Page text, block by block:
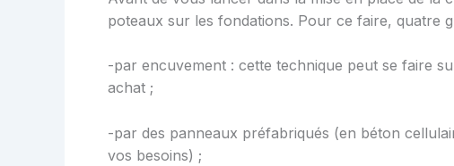
poteaux sur les fondations. Pour ce faire, quatre
-par encuvement : cette technique peut se faire
achat ;
-par des panneaux préfabriqués (en béton
vos besoins) ;